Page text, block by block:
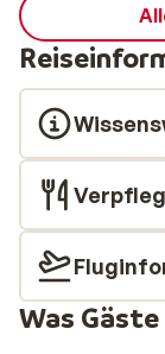
Kunst und
Winterurlaub in
möchten.
Was Gäste